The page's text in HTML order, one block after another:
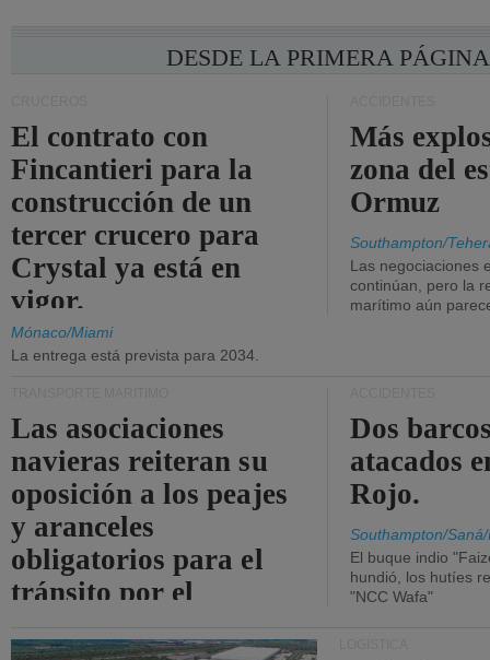
DESDE LA PRIMERA PÁGINA
El contrato con
Fincantieri para la
construcción de un
tercer crucero para
Crystal ya está en
vigor.
Mónaco/Miami
La entrega está prevista para 2034.
Más
zona del
Ormuz
Southampton/
Las negociaciones
continúan, pero la
marítimo aún
Las asociaciones
navieras reiteran su
oposición a los peajes
y aranceles
obligatorios para el
tránsito por el
Dos
atacados
Rojo.
Southampton/
El buque indio
hundió, los hutíes
"NCC Wafa"